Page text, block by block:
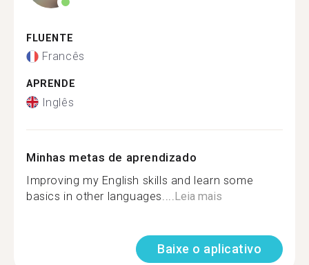
FLUENTE
Francês
APRENDE
Inglês
Minhas metas de aprendizado
Improving my English skills and learn some
basics in other languages.... Leia mais
Baixe o aplicativo